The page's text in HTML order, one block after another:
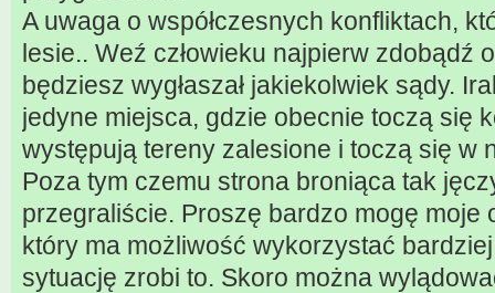
A uwaga o współczesnych konfliktach,
lesie.. Weź człowieku najpierw zdobądź
będziesz wygłaszał jakiekolwiek sądy.
jedyne miejsca, gdzie obecnie toczą się
występują tereny zalesione i toczą się w
Poza tym czemu strona broniąca tak
przegraliście. Proszę bardzo mogę moje
który ma możliwość wykorzystać
sytuację zrobi to. Skoro można